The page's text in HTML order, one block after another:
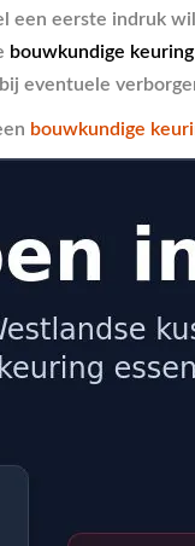
eerste indruk
bouwkundige
eventuele
bouwkundige